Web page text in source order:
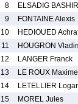
8
ELSADIG
9
FONTAINE Alexis
10
HEDIOUED
11
HOUGRON
12
LANGER Franck
13
LE ROUX Maxime
14
LETELLIER
15
MOREL Jules